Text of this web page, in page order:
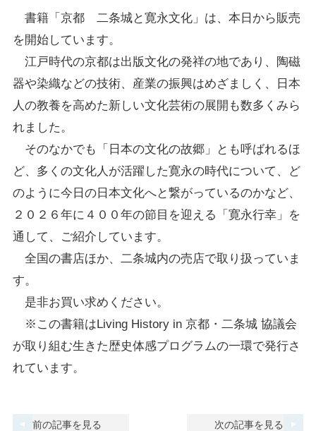
書籍「京都 二条城と寛永文化」は、本日から販売
を開始しています。
江戸時代の京都は出版文化の発祥の地であり、陶磁
器や染織などの技術、産業の振興はめざましく、日本
人の教養を高めた新しい文化芸術の展開も数多くみら
れました。
そのなかでも「日本の文化の故郷」とも呼ばれるほ
ど、多くの文化人が活躍した寛永の時代について、ど
のように今日の日本文化へと繋がっているのかなど、
２０２６年に４００年の節目を迎える「寛永行幸」を
通して、ご紹介しています。
全国の書店ほか、二条城内の売店で取り扱っていま
す。
是非お買い求めください。
※この書籍はLiving History in 京都・二条城 協議会
が取り組む生きた歴史体感プログラムの一環で発行さ
れています。
前の記事を見る 次の記事を見る